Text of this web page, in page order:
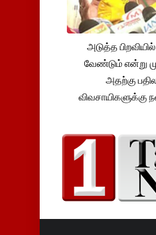
அடுத்த
வேண்டும் என்று
அதற்கு